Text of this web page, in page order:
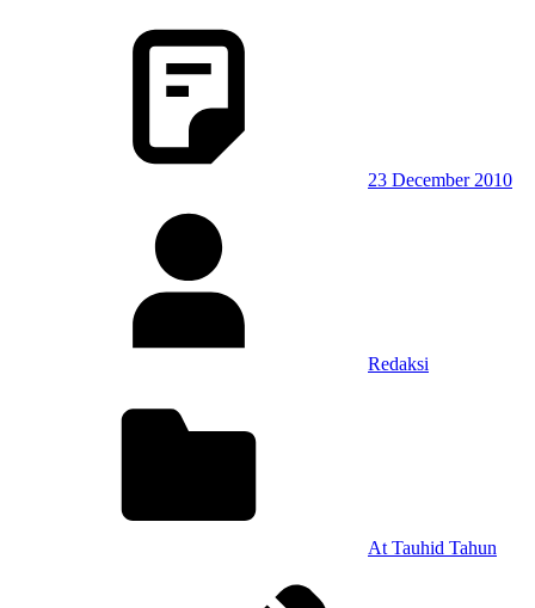
23 December 2010
Redaksi
At Tauhid Tahun